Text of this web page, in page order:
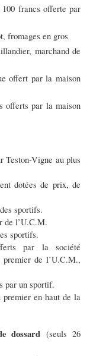
francs offerte par
en gros
marchand de
par la maison
par la maison
Teston-Vigne au plus
dotées de prix, de
sportifs.
de l’U.C.M.
sportifs.
par la société
de l’U.C.M.,
par un sportif.
premier en haut de la
dossard (seuls 26